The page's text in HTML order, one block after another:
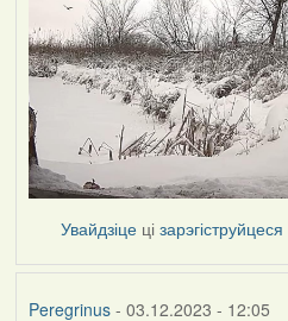
Увайдзіце цізарэгіструйцеся
Peregrinus- 03.12.2023 - 12:05